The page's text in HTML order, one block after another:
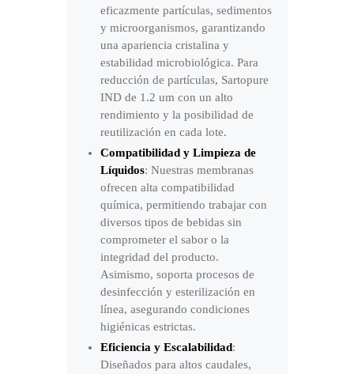
eficazmente partículas, sedimentos
y microorganismos, garantizando
una apariencia cristalina y
estabilidad microbiológica. Para
reducción de partículas, Sartopure
IND de 1.2 um con un alto
rendimiento y la posibilidad de
reutilización en cada lote.
Compatibilidad y Limpieza de
Líquidos: Nuestras membranas
ofrecen alta compatibilidad
química, permitiendo trabajar con
diversos tipos de bebidas sin
comprometer el sabor o la
integridad del producto.
Asimismo, soporta procesos de
desinfección y esterilización en
línea, asegurando condiciones
higiénicas estrictas.
Eficiencia y Escalabilidad:
Diseñados para altos caudales,